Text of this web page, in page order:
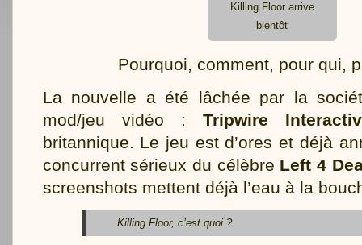
Killing Floor arrive
bientôt
Pourquoi, comment, pour qui,
La nouvelle a été lâchée par la
mod/jeu vidéo : Tripwire
britannique. Le jeu est d’ores et déjà
concurrent sérieux du célèbre Left 4
screenshots mettent déjà l’eau à la
Killing Floor, c’est quoi ?